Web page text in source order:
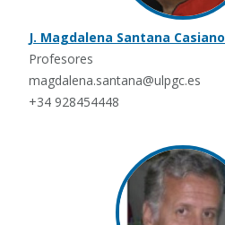
J. Magdalena Santana Casiano
Profesores
magdalena.santana@ulpgc.es
+34 928454448